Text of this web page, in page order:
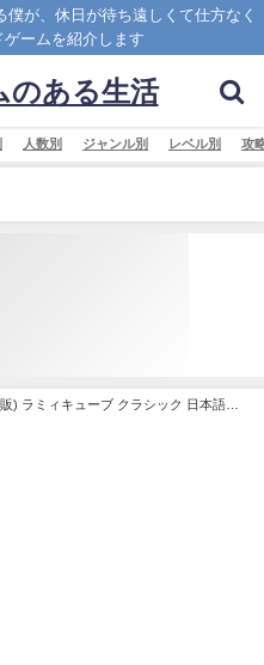
が、休日が待ち遠しくて仕方なく
ームを紹介します
のある生活
人数別 ジャンル別 レベル別 攻
販) ラミィキューブ クラシック 日本語版